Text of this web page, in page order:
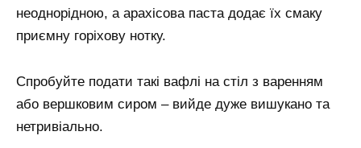
неоднорідною, а арахісова паста додає їх смаку
приємну горіхову нотку.
Спробуйте подати такі вафлі на стіл з варенням
або вершковим сиром – вийде дуже вишукано та
нетривіально.